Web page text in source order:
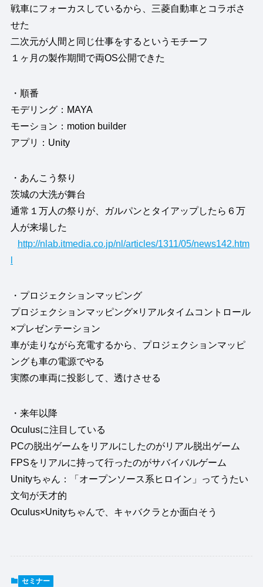
戦車にフォーカスしているから、三菱自動車とコラボさ
せた
二次元が人間と同じ仕事をするというモチーフ
１ヶ月の製作期間で両OS公開できた
・順番
モデリング：MAYA
モーション：motion builder
アプリ：Unity
・あんこう祭り
茨城の大洗が舞台
通常１万人の祭りが、ガルパンとタイアップしたら６万
人が来場した
http://nlab.itmedia.co.jp/nl/articles/1311/05/news142.htm
・プロジェクションマッピング
プロジェクションマッピング×リアルタイムコントロール
×プレゼンテーション
車が走りながら充電するから、プロジェクションマッピ
ングも車の電源でやる
実際の車両に投影して、透けさせる
・来年以降
Oculusに注目している
PCの脱出ゲームをリアルにしたのがリアル脱出ゲーム
FPSをリアルに持って行ったのがサバイバルゲーム
Unityちゃん：「オープンソース系ヒロイン」ってうたい
文句が天才的
Oculus×Unityちゃんで、キャバクラとか面白そう
セミナー